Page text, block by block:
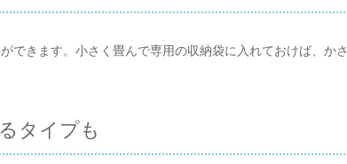
できます。小さく畳んで専用の収納袋に入れておけば、か
タイプも